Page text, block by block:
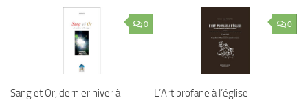
0
Sang et Or, dernier hiver à
0
L’Art profane à l’église